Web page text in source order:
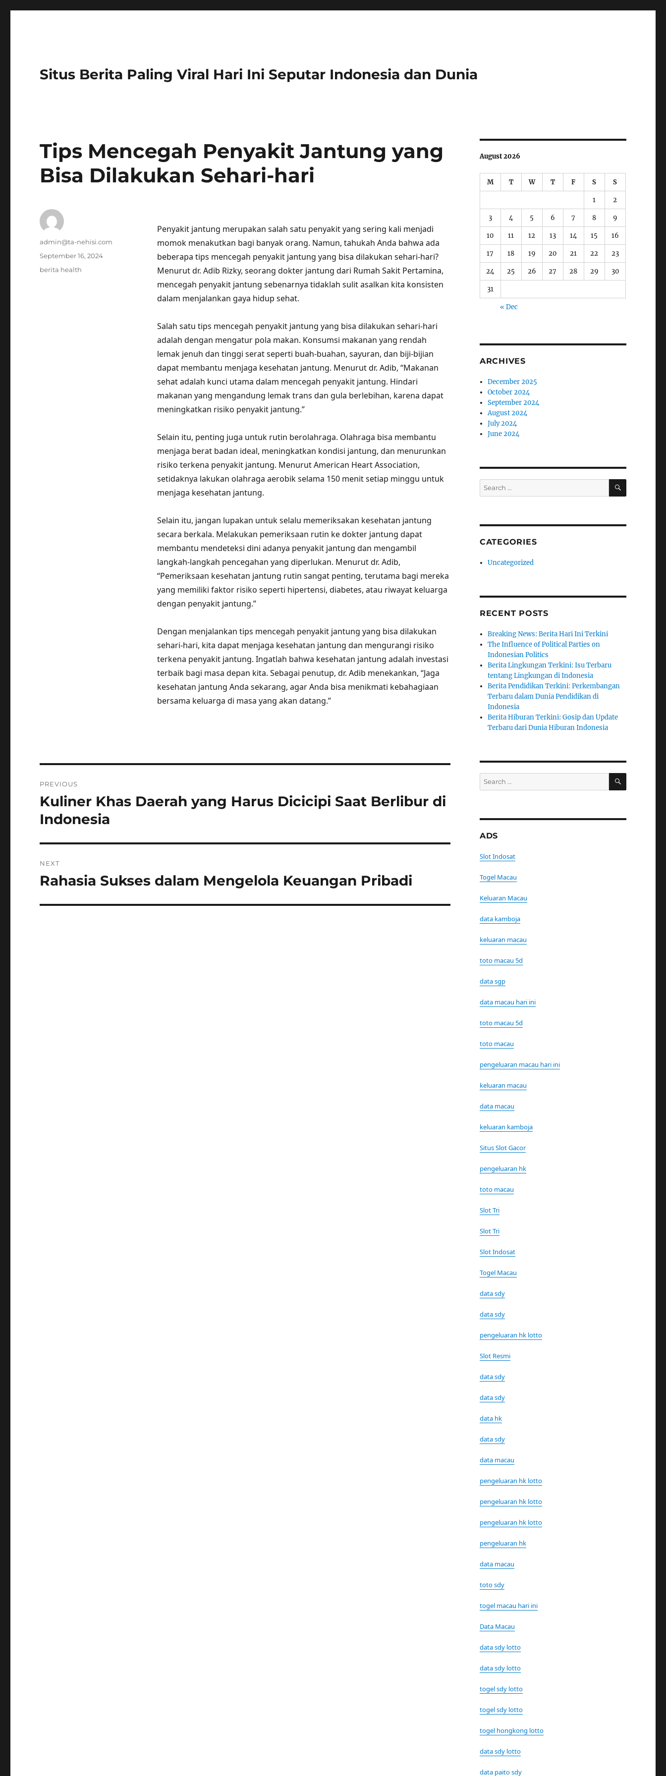
Situs Berita Paling Viral Hari Ini Seputar Indonesia dan Dunia
Tips Mencegah Penyakit Jantung yang
Bisa Dilakukan Sehari-hari
Penyakit jantung merupakan salah satu penyakit yang sering kali menjadi
momok menakutkan bagi banyak orang. Namun, tahukah Anda bahwa ada
beberapa tips mencegah penyakit jantung yang bisa dilakukan sehari-hari?
Menurut dr. Adib Rizky, seorang dokter jantung dari Rumah Sakit Pertamina,
mencegah penyakit jantung sebenarnya tidaklah sulit asalkan kita konsisten
dalam menjalankan gaya hidup sehat.
Salah satu tips mencegah penyakit jantung yang bisa dilakukan sehari-hari
adalah dengan mengatur pola makan. Konsumsi makanan yang rendah
lemak jenuh dan tinggi serat seperti buah-buahan, sayuran, dan biji-bijian
dapat membantu menjaga kesehatan jantung. Menurut dr. Adib, “Makanan
sehat adalah kunci utama dalam mencegah penyakit jantung. Hindari
makanan yang mengandung lemak trans dan gula berlebihan, karena dapat
meningkatkan risiko penyakit jantung.”
Selain itu, penting juga untuk rutin berolahraga. Olahraga bisa membantu
menjaga berat badan ideal, meningkatkan kondisi jantung, dan menurunkan
risiko terkena penyakit jantung. Menurut American Heart Association,
setidaknya lakukan olahraga aerobik selama 150 menit setiap minggu untuk
menjaga kesehatan jantung.
Selain itu, jangan lupakan untuk selalu memeriksakan kesehatan jantung
secara berkala. Melakukan pemeriksaan rutin ke dokter jantung dapat
membantu mendeteksi dini adanya penyakit jantung dan mengambil
langkah-langkah pencegahan yang diperlukan. Menurut dr. Adib,
“Pemeriksaan kesehatan jantung rutin sangat penting, terutama bagi mereka
yang memiliki faktor risiko seperti hipertensi, diabetes, atau riwayat keluarga
dengan penyakit jantung.”
Dengan menjalankan tips mencegah penyakit jantung yang bisa dilakukan
sehari-hari, kita dapat menjaga kesehatan jantung dan mengurangi risiko
terkena penyakit jantung. Ingatlah bahwa kesehatan jantung adalah investasi
terbaik bagi masa depan kita. Sebagai penutup, dr. Adib menekankan, “Jaga
kesehatan jantung Anda sekarang, agar Anda bisa menikmati kebahagiaan
bersama keluarga di masa yang akan datang.”
Author
admin@ta-nehisi.com
Posted
on
September 16, 2024
Tags
berita health
navigation
PREVIOUS
Previous
post:
Kuliner Khas Daerah yang Harus Dicicipi Saat Berlibur di
Indonesia
NEXT
Next
Rahasia Sukses dalam Mengelola Keuangan Pribadi
August 2026
M T W T F S S
1 2
3 4 5 6 7 8 9
10 11 12 13 14 15 16
17 18 19 20 21 22 23
24 25 26 27 28 29 30
31
« Dec
ARCHIVES
December 2025
October 2024
September 2024
August 2024
July 2024
June 2024
Search
for:
SEARCH
CATEGORIES
Uncategorized
RECENT POSTS
Breaking News: Berita Hari Ini Terkini
The Influence of Political Parties on
Indonesian Politics
Berita Lingkungan Terkini: Isu Terbaru
tentang Lingkungan di Indonesia
Berita Pendidikan Terkini: Perkembangan
Terbaru dalam Dunia Pendidikan di
Indonesia
Berita Hiburan Terkini: Gosip dan Update
Terbaru dari Dunia Hiburan Indonesia
Search
for:
SEARCH
ADS
Slot Indosat
Togel Macau
Keluaran Macau
data kamboja
keluaran macau
toto macau 5d
data sgp
data macau hari ini
toto macau 5d
toto macau
pengeluaran macau hari ini
keluaran macau
data macau
keluaran kamboja
Situs Slot Gacor
pengeluaran hk
toto macau
Slot Tri
Slot Tri
Slot Indosat
Togel Macau
data sdy
data sdy
pengeluaran hk lotto
Slot Resmi
data sdy
data sdy
data hk
data sdy
data macau
pengeluaran hk lotto
pengeluaran hk lotto
pengeluaran hk lotto
pengeluaran hk
data macau
toto sdy
togel macau hari ini
Data Macau
data sdy lotto
data sdy lotto
togel sdy lotto
togel sdy lotto
togel hongkong lotto
data sdy lotto
data paito sdy